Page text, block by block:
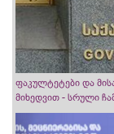
ფაკულტეტები და
მიხედვით - სრული